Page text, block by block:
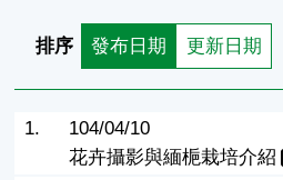
排序 發布日期 更新日期
1.
104/04/10
花卉攝影與緬梔栽培介紹